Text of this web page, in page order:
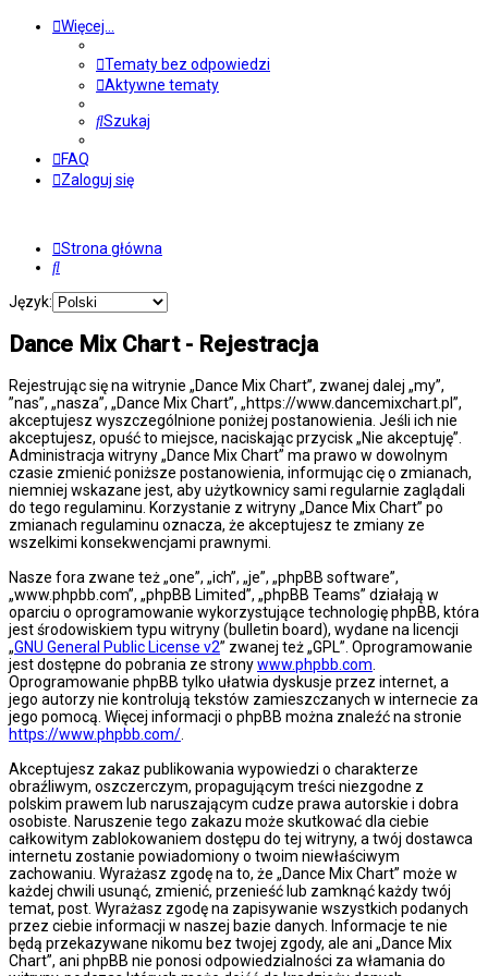
Więcej…
Tematy bez odpowiedzi
Aktywne tematy
Szukaj
FAQ
Zaloguj się
Strona główna
Szukaj
Język:
Dance Mix Chart - Rejestracja
Rejestrując się na witrynie „Dance Mix Chart”, zwanej dalej „my”,
”nas”, „nasza”, „Dance Mix Chart”, „https://www.dancemixchart.pl”,
akceptujesz wyszczególnione poniżej postanowienia. Jeśli ich nie
akceptujesz, opuść to miejsce, naciskając przycisk „Nie akceptuję”.
Administracja witryny „Dance Mix Chart” ma prawo w dowolnym
czasie zmienić poniższe postanowienia, informując cię o zmianach,
niemniej wskazane jest, aby użytkownicy sami regularnie zaglądali
do tego regulaminu. Korzystanie z witryny „Dance Mix Chart” po
zmianach regulaminu oznacza, że akceptujesz te zmiany ze
wszelkimi konsekwencjami prawnymi.
Nasze fora zwane też „one”, „ich”, „je”, „phpBB software”,
„www.phpbb.com”, „phpBB Limited”, „phpBB Teams” działają w
oparciu o oprogramowanie wykorzystujące technologię phpBB, która
jest środowiskiem typu witryny (bulletin board), wydane na licencji
„GNU General Public License v2” zwanej też „GPL”. Oprogramowanie
jest dostępne do pobrania ze stronywww.phpbb.com
Oprogramowanie phpBB tylko ułatwia dyskusje przez internet, a
jego autorzy nie kontrolują tekstów zamieszczanych w internecie za
jego pomocą. Więcej informacji o phpBB można znaleźć na stronie
https://www.phpbb.com/
Akceptujesz zakaz publikowania wypowiedzi o charakterze
obraźliwym, oszczerczym, propagującym treści niezgodne z
polskim prawem lub naruszającym cudze prawa autorskie i dobra
osobiste. Naruszenie tego zakazu może skutkować dla ciebie
całkowitym zablokowaniem dostępu do tej witryny, a twój dostawca
internetu zostanie powiadomiony o twoim niewłaściwym
zachowaniu. Wyrażasz zgodę na to, że „Dance Mix Chart” może w
każdej chwili usunąć, zmienić, przenieść lub zamknąć każdy twój
temat, post. Wyrażasz zgodę na zapisywanie wszystkich podanych
przez ciebie informacji w naszej bazie danych. Informacje te nie
będą przekazywane nikomu bez twojej zgody, ale ani „Dance Mix
Chart”, ani phpBB nie ponosi odpowiedzialności za włamania do